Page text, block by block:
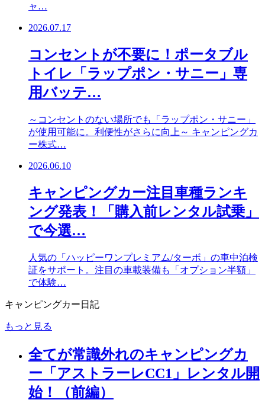
ャ…
2026.07.17
コンセントが不要に！ポータブル
トイレ「ラップポン・サニー」専
用バッテ…
～コンセントのない場所でも「ラップポン・サニー」
が使用可能に。利便性がさらに向上～ キャンピングカ
ー株式…
2026.06.10
キャンピングカー注目車種ランキ
ング発表！「購入前レンタル試乗」
で今選…
人気の「ハッピーワンプレミアム/ターボ」の車中泊検
証をサポート。注目の車載装備も「オプション半額」
で体験…
キャンピングカー日記
もっと見る
全てが常識外れのキャンピングカ
ー「アストラーレCC1」レンタル開
始！（前編）